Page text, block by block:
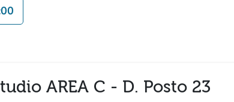
AREA C - D. Posto 23